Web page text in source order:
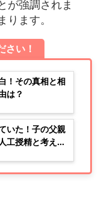
が強調されま
ます。
さい！
！その真相と相
は？
いた！子の父親
工授精と考えら